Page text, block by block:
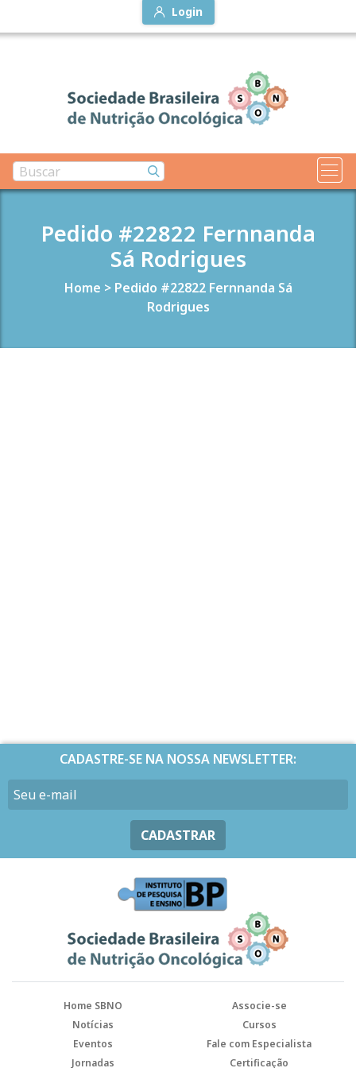
Login
Pedido #22822 Fernnanda
Sá Rodrigues
Home > Pedido #22822 Fernnanda Sá
Rodrigues
CADASTRE-SE NA NOSSA NEWSLETTER:
CADASTRAR
Home SBNO
Associe-se
Notícias
Cursos
Eventos
Fale com Especialista
Jornadas
Certificação